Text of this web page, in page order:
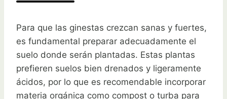
Para que las ginestas crezcan sanas y fuertes,
es fundamental preparar adecuadamente el
suelo donde serán plantadas. Estas plantas
prefieren suelos bien drenados y ligeramente
ácidos, por lo que es recomendable incorporar
materia orgánica como compost o turba para